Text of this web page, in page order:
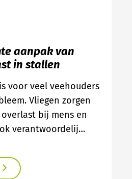
aanpak van
in stallen
voor veel veehouders
Vliegen zorgen
bij mens en
verantwoordelij…